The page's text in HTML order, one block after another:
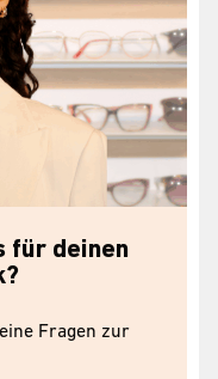
für deinen
Fragen zur